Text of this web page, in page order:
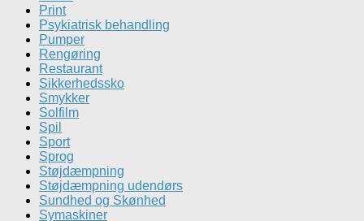
Print
Psykiatrisk behandling
Pumper
Rengøring
Restaurant
Sikkerhedssko
Smykker
Solfilm
Spil
Sport
Sprog
Støjdæmpning
Støjdæmpning udendørs
Sundhed og Skønhed
Symaskiner